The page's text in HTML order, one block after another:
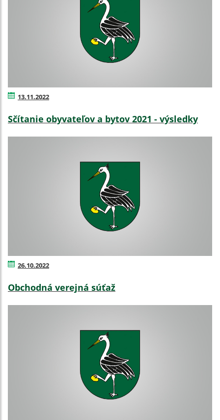
13.11.2022
Sčítanie obyvateľov a bytov 2021 - výsledky
26.10.2022
Obchodná verejná súťaž